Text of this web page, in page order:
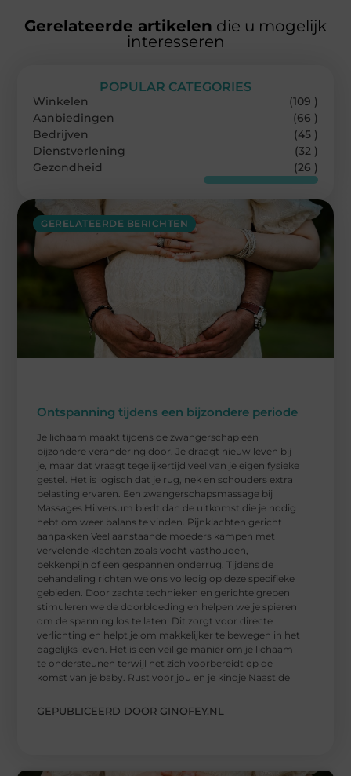
Gerelateerde artikelen die u mogelijk
interesseren
GERELATEERDE BERICHTEN
Ontspanning tijdens een bijzondere periode
Je lichaam maakt tijdens de zwangerschap een
bijzondere verandering door. Je draagt nieuw leven bij
je, maar dat vraagt tegelijkertijd veel van je eigen fysieke
gestel. Het is logisch dat je rug, nek en schouders extra
belasting ervaren. Een zwangerschapsmassage bij
Massages Hilversum biedt dan de uitkomst die je nodig
hebt om weer balans te vinden. Pijnklachten gericht
aanpakken Veel aanstaande moeders kampen met
vervelende klachten zoals vocht vasthouden,
bekkenpijn of een gespannen onderrug. Tijdens de
behandeling richten we ons volledig op deze specifieke
gebieden. Door zachte technieken en gerichte grepen
stimuleren we de doorbloeding en helpen we je spieren
om de spanning los te laten. Dit zorgt voor directe
verlichting en helpt je om makkelijker te bewegen in het
dagelijks leven. Het is een veilige manier om je lichaam
te ondersteunen terwijl het zich voorbereidt op de
komst van je baby. Rust voor jou en je kindje Naast de
GEPUBLICEERD DOOR GINOFEY.NL
POPULAR CATEGORIES
Winkelen
(109 )
Aanbiedingen
(66 )
Bedrijven
(45 )
Dienstverlening
(32 )
Gezondheid
(26 )